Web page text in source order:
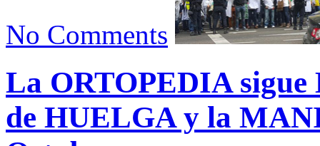
No Comments
La ORTOPEDIA
de HUELGA y la